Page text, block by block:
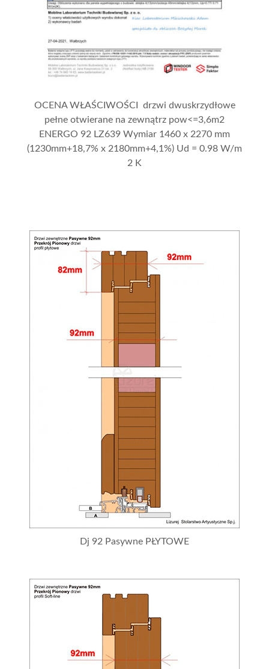
OCENA WŁAŚCIWOŚCI drzwi dwuskrzydłowe
pełne otwierane na zewnątrz pow<=3,6m2
ENERGO 92 LZ639 Wymiar 1460 x 2270 mm
(1230mm+18,7% x 2180mm+4,1%) Ud = 0.98 W/m
2 K
Dj 92 Pasywne PŁYTOWE